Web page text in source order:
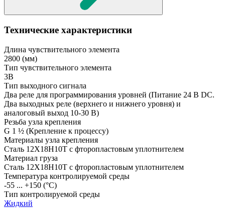
Технические характеристики
Длина чувствительного элемента
2800 (мм)
Тип чувствительного элемента
3В
Тип выходного сигнала
Два реле для программирования уровней (Питание 24 В DC.
Два выходных реле (верхнего и нижнего уровня) и
аналоговый выход 10-30 В)
Резьба узла крепления
G 1 ½ (Крепление к процессу)
Материалы узла крепления
Сталь 12Х18Н10Т с фторопластовым уплотнителем
Материал груза
Сталь 12Х18Н10Т с фторопластовым уплотнителем
Температура контролируемой среды
-55 ... +150 (°С)
Тип контролируемой среды
Жидкий